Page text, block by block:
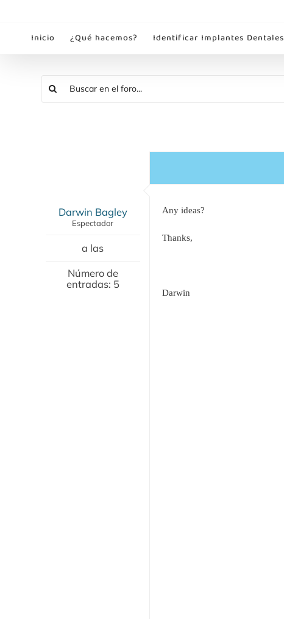
contenidoInicio ¿Qué hacemos? Identificar Implantes Dentales
Darwin Bagley
Espectador
a las
Número de
entradas: 5
Any ideas?
Thanks,
Darwin